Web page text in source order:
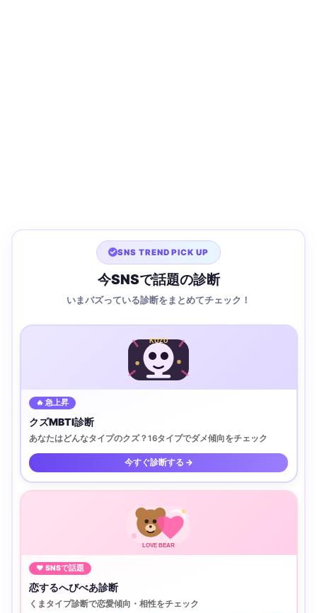
SNS TREND PICK UP
今SNSで話題の診断
いまバズっている診断をまとめてチェック！
KUZU
🔥 急上昇
クズMBTI診断
あなたはどんなタイプのクズ？16タイプでダメ傾向をチェック
今すぐ診断する →
LOVE BEAR
♥ SNSで話題
恋するへびべあ診断
くまタイプ診断で恋愛傾向・相性をチェック